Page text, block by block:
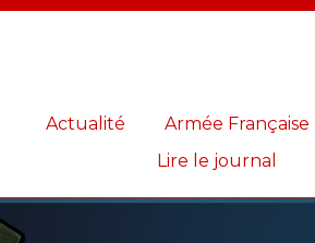
Actualité Armée Française
Lire le journal